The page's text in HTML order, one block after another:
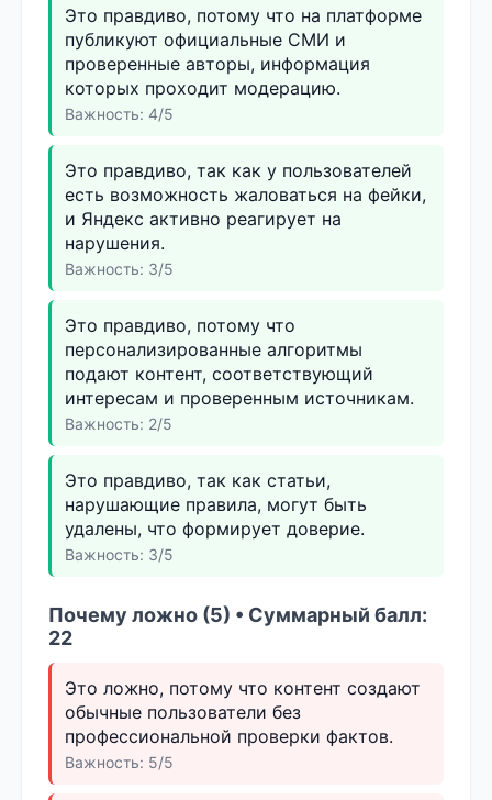
Это правдиво, потому что на платформе
публикуют официальные СМИ и
проверенные авторы, информация
которых проходит модерацию.
Важность: 4/5
Это правдиво, так как у пользователей
есть возможность жаловаться на фейки,
и Яндекс активно реагирует на
нарушения.
Важность: 3/5
Это правдиво, потому что
персонализированные алгоритмы
подают контент, соответствующий
интересам и проверенным источникам.
Важность: 2/5
Это правдиво, так как статьи,
нарушающие правила, могут быть
удалены, что формирует доверие.
Важность: 3/5
Почему ложно (5) • Суммарный балл:
22
Это ложно, потому что контент создают
обычные пользователи без
профессиональной проверки фактов.
Важность: 5/5